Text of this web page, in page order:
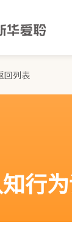
回列表
行